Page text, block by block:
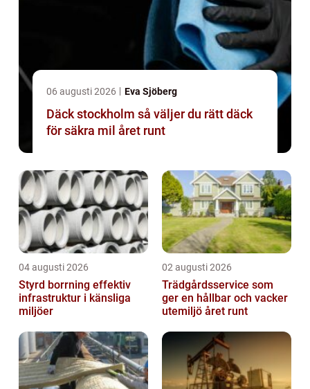
06 augusti 2026 Eva Sjöberg
Däck stockholm så väljer du rätt däck
för säkra mil året runt
04 augusti 2026
Styrd borrning effektiv
infrastruktur i känsliga
miljöer
02 augusti 2026
Trädgårdsservice som
ger en hållbar och vacker
utemiljö året runt